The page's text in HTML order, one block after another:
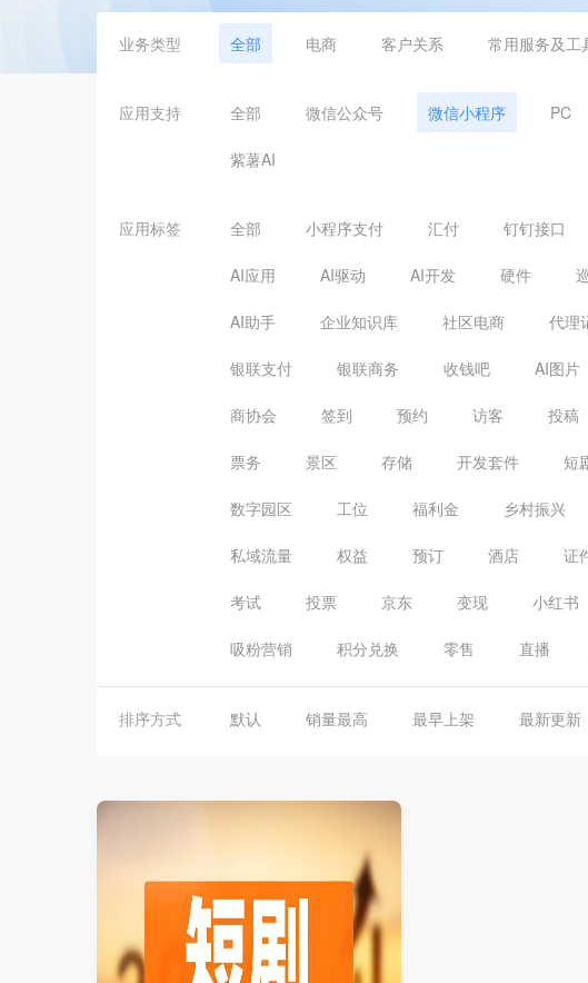
业务类型 全部 电商 客户关系 常用服务及工
应用支持 全部 微信公众号 微信小程序 PC
紫薯AI
应用标签 全部 小程序支付 汇付 钉钉接口
AI应用 AI驱动 AI开发 硬件
AI助手 企业知识库 社区电商 代理
银联支付 银联商务 收钱吧 AI图片
商协会 签到 预约 访客 投稿
票务 景区 存储 开发套件 短
数字园区 工位 福利金 乡村振兴
私域流量 权益 预订 酒店 证
考试 投票 京东 变现 小红书
吸粉营销 积分兑换 零售 直播
排序方式 默认 销量最高 最早上架 最新更新